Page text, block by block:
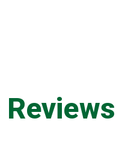
Reviews